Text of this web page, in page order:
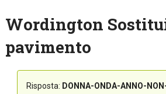
Wordington
pavimento
Risposta: DONNA-ONDA-ANNO-